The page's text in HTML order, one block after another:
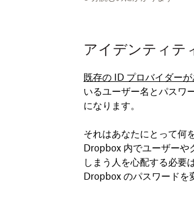
アイデンティテ
既存の ID プロバイダー
いるユーザー名とパスワ
になります。
それはあなたにとって何
Dropbox 内でユーザーや
しまう人を心配する必要
Dropbox のパスワードを